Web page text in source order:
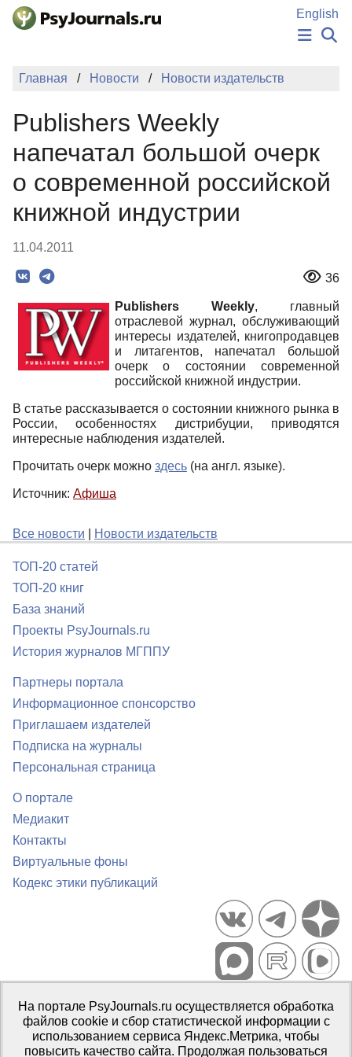
Перейти к основному содержанию
English
НОВОСТИ
ПОДАТЬ РУКОПИСЬ
БАЗА ЗНАНИЙ
КЛЮЧЕВЫЕ СЛОВА
Регистрация
Вход
Главная Новости Новости издательств
Publishers Weekly
напечатал большой очерк
о современной российской
книжной индустрии
11.04.2011
36
Publishers Weekly, главный
отраслевой журнал, обслуживающий
интересы издателей, книгопродавцев
и литагентов, напечатал большой
очерк о состоянии современной
российской книжной индустрии.
В статье рассказывается о состоянии книжного рынка в
России, особенностях дистрибуции, приводятся
интересные наблюдения издателей.
Прочитать очерк можно здесь (на англ. языке).
Источник: Афиша
Все новости Новости издательств
ТОП-20 статей
ТОП-20 книг
База знаний
Проекты PsyJournals.ru
История журналов МГППУ
Партнеры портала
Информационное спонсорство
Приглашаем издателей
Подписка на журналы
Персональная страница
О портале
Медиакит
Контакты
Виртуальные фоны
Кодекс этики публикаций
Портал психологических изданий PsyJournals.ru, 2007–2026
Правила использования материалов
Свидетельство регистрации СМИЭл № ФС77-66447 от 14 июля
2016 г.
На портале PsyJournals.ru осуществляется обработка
файлов cookie и сбор статистической информации с
использованием сервиса Яндекс.Метрика, чтобы
повысить качество сайта. Продолжая пользоваться